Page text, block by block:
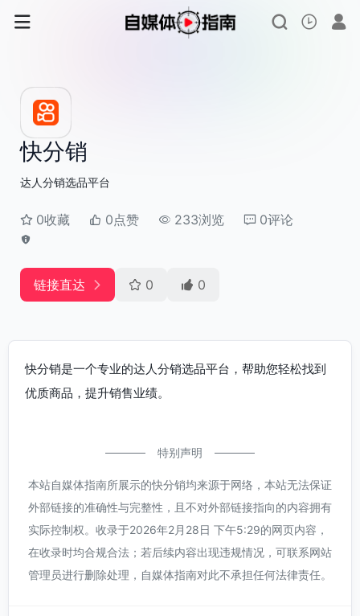
快分销
达人分销选品平台
0收藏 0点赞 233浏览 0评论
链接直达 0 0
快分销是一个专业的达人分销选品平台，帮助您轻松找到
优质商品，提升销售业绩。
特别声明
本站自媒体指南所展示的快分销均来源于网络，本站无法保证
外部链接的准确性与完整性，且不对外部链接指向的内容拥有
实际控制权。收录于2026年2月28日 下午5:29的网页内容，
在收录时均合规合法；若后续内容出现违规情况，可联系网站
管理员进行删除处理，自媒体指南对此不承担任何法律责任。